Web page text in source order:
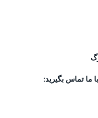
ما تماس بگیرید: